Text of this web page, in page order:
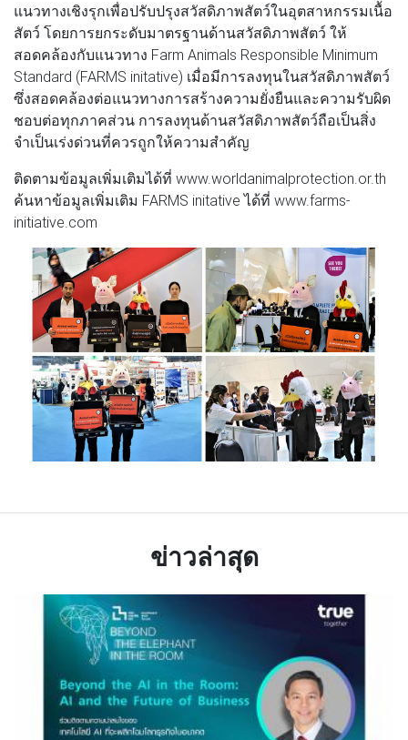
แนวทางเชิงรุกเพื่อปรับปรุงสวัสดิภาพสัตว์ในอุตสาหกรรมเนื้อ
สัตว์ โดยการยกระดับมาตรฐานด้านสวัสดิภาพสัตว์ ให้
สอดคล้องกับแนวทาง Farm Animals Responsible Minimum
Standard (FARMS initative) เมื่อมีการลงทุนในสวัสดิภาพสัตว์
ซึ่งสอดคล้องต่อแนวทางการสร้างความยั่งยืนและความรับผิด
ชอบต่อทุกภาคส่วน การลงทุนด้านสวัสดิภาพสัตว์ถือเป็นสิ่ง
จำเป็นเร่งด่วนที่ควรถูกให้ความสำคัญ
ติดตามข้อมูลเพิ่มเติมได้ที่ www.worldanimalprotection.or.th
ค้นหาข้อมูลเพิ่มเติม FARMS initative ได้ที่ www.farms-
initiative.com
ข่าวล่าสุด